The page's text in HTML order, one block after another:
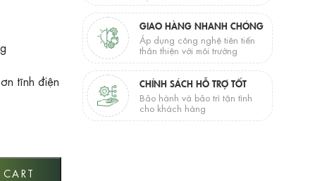
tĩnh điện
nối APP điện thoại thông minh G69W Wifi quantity
GIAO HÀNG NHANH CHÓNG
Áp dụng công nghệ tiên tiến
thân thiện với môi trường
CHÍNH SÁCH HỖ TRỢ TỐT
Bảo hành và bảo trì tận tình
cho khách hàng